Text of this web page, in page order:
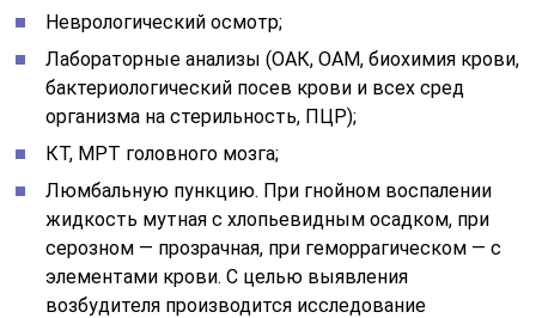
Неврологический осмотр;
Лабораторные анализы (ОАК, ОАМ, биохимия крови,
бактериологический посев крови и всех сред
организма на стерильность, ПЦР);
КТ, МРТ головного мозга;
Люмбальную пункцию. При гнойном воспалении
жидкость мутная с хлопьевидным осадком, при
серозном — прозрачная, при геморрагическом — с
элементами крови. С целью выявления
возбудителя производится исследование